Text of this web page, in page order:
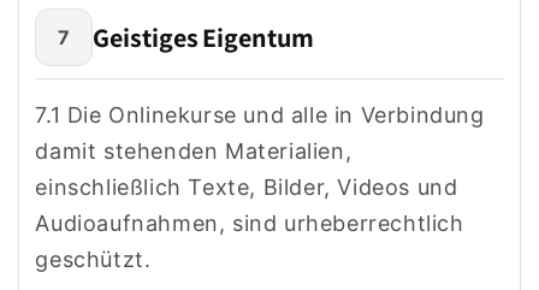
7 Geistiges Eigentum
7.1 Die Onlinekurse und alle in Verbindung
damit stehenden Materialien,
einschließlich Texte, Bilder, Videos und
Audioaufnahmen, sind urheberrechtlich
geschützt.